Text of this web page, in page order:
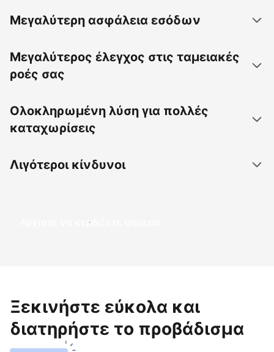
Μεγαλύτερη ασφάλεια εσόδων
Μεγαλύτερος έλεγχος στις ταμειακές
ροές σας
Ολοκληρωμένη λύση για πολλές
καταχωρίσεις
Λιγότεροι κίνδυνοι
Αρχίστε να κερδίζετε σήμερα
Ξεκινήστε εύκολα και
διατηρήστε το προβάδισμα